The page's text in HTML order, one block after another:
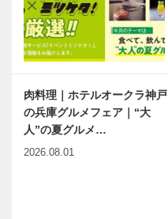
肉料理｜ホテルオークラ神戸
の兵庫グルメフェア｜“大
人”の夏グルメ…
2026.08.01